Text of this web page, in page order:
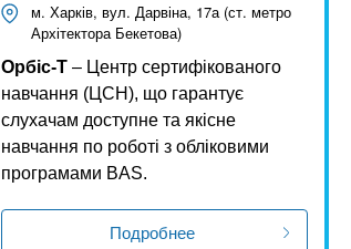
м. Харків, вул. Дарвіна, 17а (ст. метро
Архітектора Бекетова)
Орбіс-Т – Центр сертифікованого
навчання (ЦСН), що гарантує
слухачам доступне та якісне
навчання по роботі з обліковими
програмами BAS.
Подробнее